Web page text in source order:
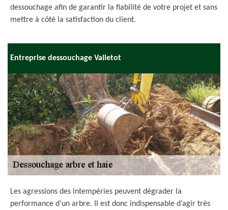
dessouchage afin de garantir la fiabilité de votre projet et sans
mettre à côté la satisfaction du client.
Entreprise dessouchage Valletot
Les agressions des intempéries peuvent dégrader la
performance d’un arbre. Il est donc indispensable d’agir très